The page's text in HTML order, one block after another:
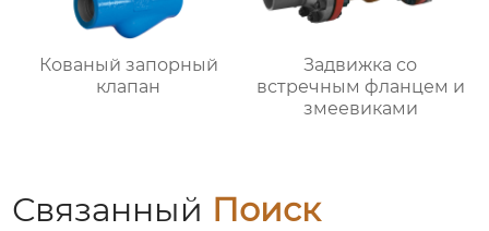
Кованый запорный
клапан
Задвижка со
встречным фланцем и
змеевиками
Связанный Поиск